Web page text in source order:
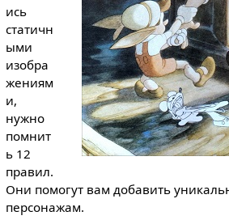
ись
статичн
ыми
изобра
жениям
и,
нужно
помнит
ь 12
правил.
Они помогут вам добавить
персонажам.